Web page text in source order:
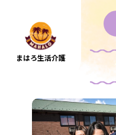
まはろ生活介護